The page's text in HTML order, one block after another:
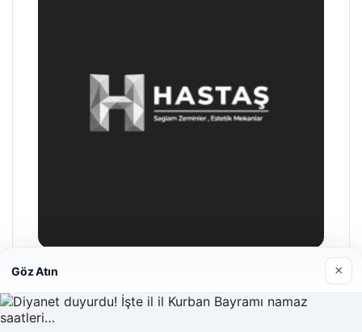
28/04/2026
Göz Atın ×